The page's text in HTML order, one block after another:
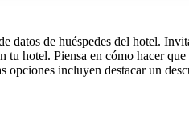
de huéspedes del hotel.
hotel. Piensa en cómo hacer
opciones incluyen destacar un